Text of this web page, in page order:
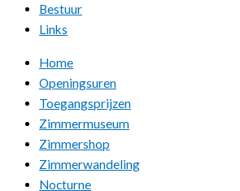
Bestuur
Links
Home
Openingsuren
Toegangsprijzen
Zimmermuseum
Zimmershop
Zimmerwandeling
Nocturne